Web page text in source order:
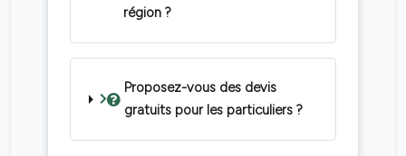
région ?
Proposez-vous des devis
gratuits pour les particuliers ?